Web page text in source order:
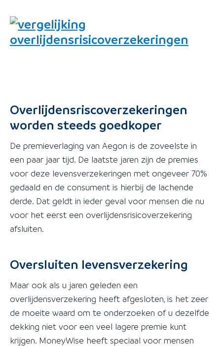
Overlijdensriscoverzekeringen
worden steeds goedkoper
De premieverlaging van Aegon is de zoveelste in
een paar jaar tijd. De laatste jaren zijn de premies
voor deze levensverzekeringen met ongeveer 70%
gedaald en de consument is hierbij de lachende
derde. Dat geldt in ieder geval voor mensen die nu
voor het eerst een overlijdensrisicoverzekering
afsluiten.
Oversluiten levensverzekering
Maar ook als u jaren geleden een
overlijdensverzekering heeft afgesloten, is het zeer
de moeite waard om te onderzoeken of u dezelfde
dekking niet voor een veel lagere premie kunt
krijgen. MoneyWise heeft speciaal voor mensen